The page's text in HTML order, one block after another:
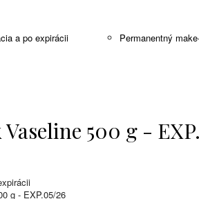
a po expirácii
Permanentný
500 g -
g - EXP.05/26